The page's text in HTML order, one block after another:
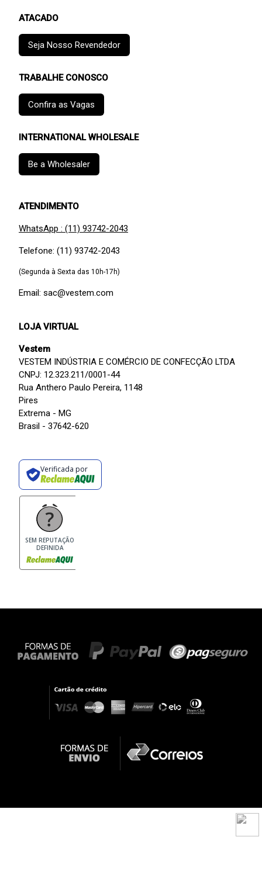
ATACADO
Seja Nosso Revendedor
TRABALHE CONOSCO
Confira as Vagas
INTERNATIONAL WHOLESALE
Be a Wholesaler
ATENDIMENTO
WhatsApp : (11) 93742-2043
Telefone: (11) 93742-2043
(Segunda à Sexta das 10h-17h)
Email: sac@vestem.com
LOJA VIRTUAL
Vestem
VESTEM INDÚSTRIA E COMÉRCIO DE CONFECÇÃO LTDA
CNPJ: 12.323.211/0001-44
Rua Anthero Paulo Pereira, 1148
Pires
Extrema - MG
Brasil - 37642-620
Verificada por
SEM REPUTAÇÃO
DEFINIDA